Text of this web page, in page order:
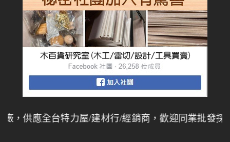
應全台特力屋/建材行/經銷商，歡迎同業批發採購，